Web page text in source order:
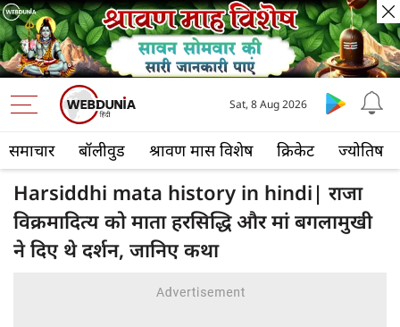
समाचार बॉलीवुड श्रावण मास विशेष क्रिकेट ज्योतिष
Sat, 8 Aug 2026
Harsiddhi mata history in hindi| राजा
विक्रमादित्य को माता हरसिद्धि और मां बगलामुखी
ने दिए थे दर्शन, जानिए कथा